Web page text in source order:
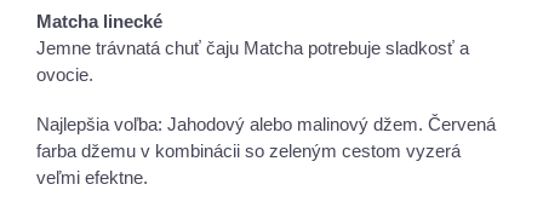
Matcha linecké
Jemne trávnatá chuť čaju Matcha potrebuje sladkosť a
ovocie.
Najlepšia voľba: Jahodový alebo malinový džem. Červená
farba džemu v kombinácii so zeleným cestom vyzerá
veľmi efektne.